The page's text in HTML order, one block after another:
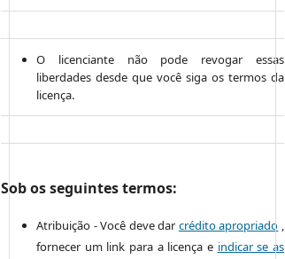
O licenciante não pode revogar essas
liberdades desde que você siga os termos da
licença.
Sob os seguintes termos:
Atribuição - Você deve darcrédito apropriado ,
fornecer um link para a licença e indicar se as